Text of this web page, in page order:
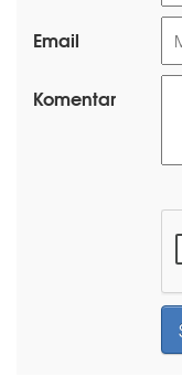
Email
Komentar